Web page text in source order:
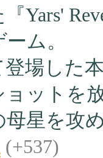
Yars'
ム。
登場した
ットを
星を攻
(+537)